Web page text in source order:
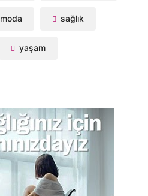
moda sağlık
yaşam